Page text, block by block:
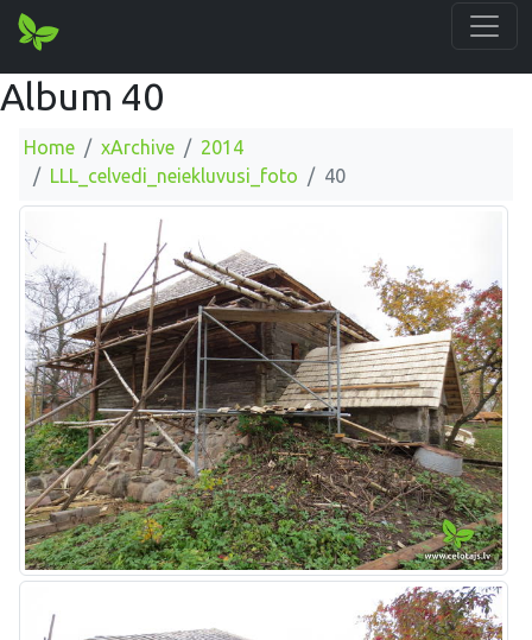
Album 40
Home xArchive
2014
LLL_celvedi_neiekluvusi_foto
40